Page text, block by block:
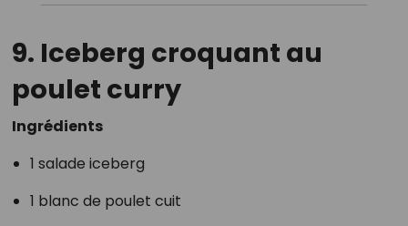
9. Iceberg croquant au
poulet curry
Ingrédients
1 salade iceberg
1 blanc de poulet cuit